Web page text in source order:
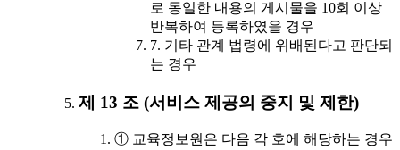
로 동일한 내용의 게시물을 10회 이상
반복하여 등록하였을 경우
7. 기타 관계 법령에 위배된다고 판단되
는 경우
제 13 조 (서비스 제공의 중지 및 제한)
① 교육정보원은 다음 각 호에 해당하는 경우